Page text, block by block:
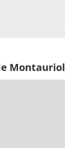
Montauriol